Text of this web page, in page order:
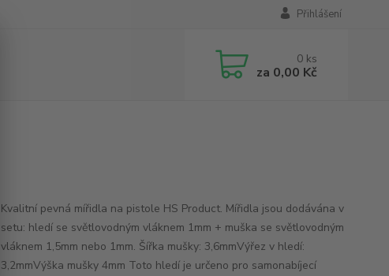
Přihlášení
0 ks
za 0,00 Kč
Kvalitní pevná mířidla na pistole HS Product. Mířidla jsou dodávána v
setu: hledí se světlovodným vláknem 1mm + muška se světlovodným
vláknem 1,5mm nebo 1mm. Šířka mušky: 3,6mmVýřez v hledí:
3,2mmVýška mušky 4mm Toto hledí je určeno pro samonabíjecí